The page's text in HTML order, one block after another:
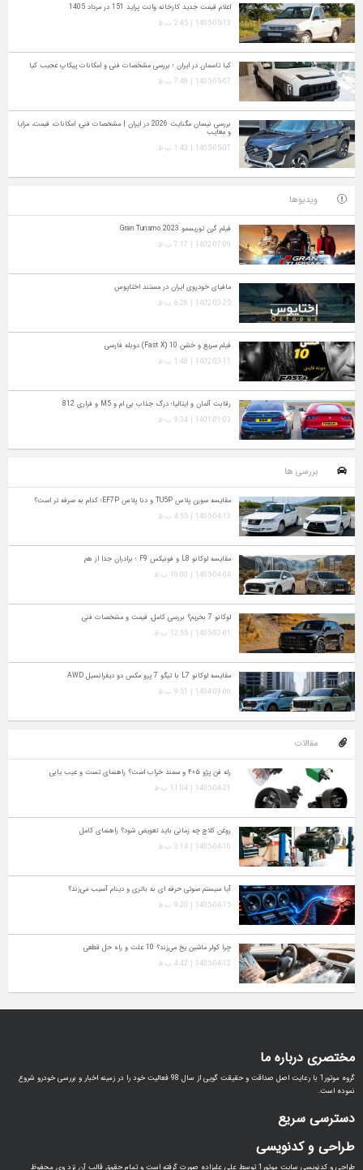
اعلام قیمت جدید کارخانه وانت پراید 151 در مرداد 1405
1405-05-13 | 2:45 ب.ظ
کیا تاسمان در ایران ؛ بررسی مشخصات فنی و امکانات پیکاپ عجیب کیا
1405-05-07 | 7:48 ب.ظ
بررسی نیسان مگنایت 2026 در ایران | مشخصات فنی، امکانات، قیمت، مزایا
و معایب
1405-05-07 | 1:43 ب.ظ
ویدیوها
فیلم گرن توریسمو Gran Turismo 2023
1402-07-09 | 7:17 ب.ظ
مافیای خودروی ایران در مستند اختاپوس
1402-03-25 | 6:26 ب.ظ
فیلم سریع و خشن 10 (Fast X) دوبله فارسی
1402-03-11 | 1:48 ب.ظ
رقابت آلمان و ایتالیا؛ درگ جذاب بی ام و M5 و فراری 812
1401-01-03 | 9:34 ب.ظ
بررسی ها
مقایسه سورن پلاس TU5P و دنا پلاس EF7P؛ کدام به‌ صرفه‌ تر است؟
1405-04-13 | 4:55 ب.ظ
مقایسه لوکانو L8 و فونیکس F9 ؛ برادران جدا از هم
1405-04-04 | 10:00 ب.ظ
لوکانو 7 بخریم؟ بررسی کامل، قیمت و مشخصات فنی
1405-03-01 | 12:55 ب.ظ
مقایسه لوکانو L7 با تیگو 7 پرو مکس دو دیفرانسیل AWD
1404-09-06 | 9:51 ب.ظ
مقالات
رله فن پژو ۴۰۵ و سمند خراب است؟ راهنمای تست و عیب‌ یابی
1405-04-21 | 11:04 ب.ظ
روغن کلاچ چه زمانی باید تعویض شود؟ راهنمای کامل
1405-04-16 | 3:14 ب.ظ
آیا سیستم صوتی حرفه‌ ای به باتری و دینام آسیب می‌زند؟
1405-04-15 | 9:20 ب.ظ
چرا کولر ماشین یخ می‌زند؟ 10 علت و راه‌ حل قطعی
1405-04-12 | 4:42 ب.ظ
مختصری درباره ما
گروه موتور1 با رعایت اصل صداقت و حقیقت گویی از سال 98 فعالیت خود را در زمینه اخبار و بررسی خودرو شروع
نموده است.
دسترسی سریع
طراحی و کدنویسی
طراحی و کدنویسی سایت موتور1 توسط علی علیزاده صورت گرفته است و تمام حقوق قالب آن نزد وی محفوظ